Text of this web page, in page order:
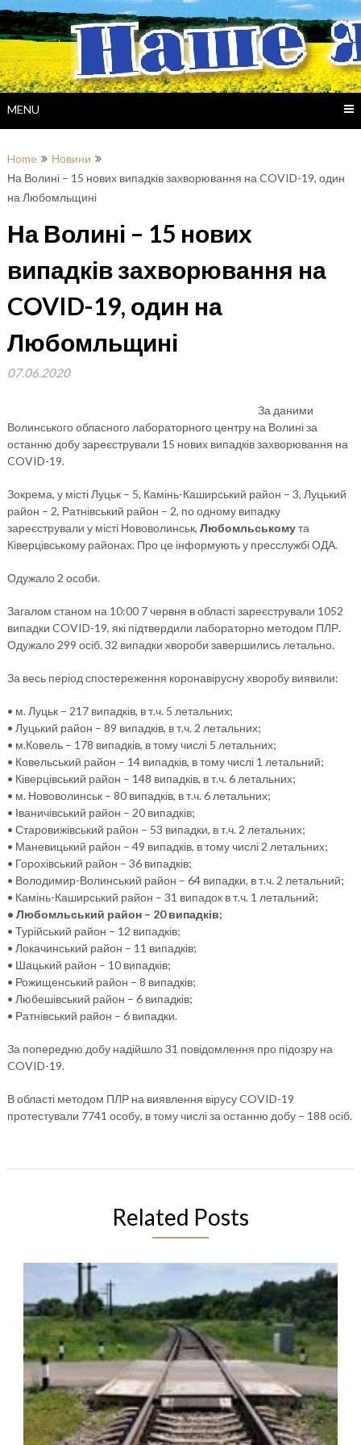
Skip
to
content
MENU
Home
Новини
На Волині – 15 нових випадків захворювання на COVID-19, один
на Любомльщині
На Волині – 15 нових
випадків захворювання на
COVID-19, один на
Любомльщині
07.06.2020
За даними
Волинського обласного лабораторного центру на Волині за
останню добу зареєстрували 15 нових випадків захворювання на
COVID-19.
Зокрема, у місті Луцьк – 5, Камінь-Каширський район – 3, Луцький
район – 2, Ратнівський район – 2, по одному випадку
зареєстрували у місті Нововолинськ, Любомльськомута
Ківерцівському районах. Про це інформують у пресслужбі ОДА.
Одужало 2 особи.
Загалом станом на 10:00 7 червня в області зареєстрували 1052
випадки COVID-19, які підтвердили лабораторно методом ПЛР.
Одужало 299 осіб. 32 випадки хвороби завершились летально.
За весь період спостереження коронавірусну хворобу виявили:
• м. Луцьк – 217 випадків, в т.ч. 5 летальних;
• Луцький район – 89 випадків, в т.ч. 2 летальних;
• м.Ковель – 178 випадків, в тому числі 5 летальних;
• Ковельський район – 14 випадків, в тому числі 1 летальний;
• Ківерцівський район – 148 випадків, в т.ч. 6 летальних;
• м. Нововолинськ – 80 випадків, в т.ч. 6 летальних;
• Іваничівський район – 20 випадків;
• Старовижівський район – 53 випадки, в т.ч. 2 летальних;
• Маневицький район – 49 випадків, в тому числі 2 летальних;
• Горохівський район – 36 випадків;
• Володимир-Волинський район – 64 випадки, в т.ч. 2 летальний;
• Камінь-Каширський район – 31 випадок в т.ч. 1 летальний;
• Любомльський район – 20 випадків;
• Турійський район – 12 випадків;
• Локачинський район – 11 випадків;
• Шацький район – 10 випадків;
• Рожищенський район – 8 випадків;
• Любешівський район – 6 випадків;
• Ратнівський район – 6 випадки.
За попередню добу надійшло 31 повідомлення про підозру на
COVID-19.
В області методом ПЛР на виявлення вірусу COVID-19
протестували 7741 особу, в тому числі за останню добу – 188 осіб.
Related Posts